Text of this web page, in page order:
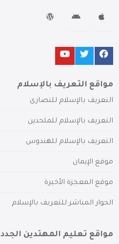
مواقع التعريف بالإسلام
التعريف بالإسلام للنصارى
التعريف بالإسلام للملحدين
التعريف بالإسلام للهندوس
موقع الإيمان
موقع المعجزة الأخيرة
الحوار المباشر للتعريف بالإسلام
مواقع تعليم المهتدين الجدد